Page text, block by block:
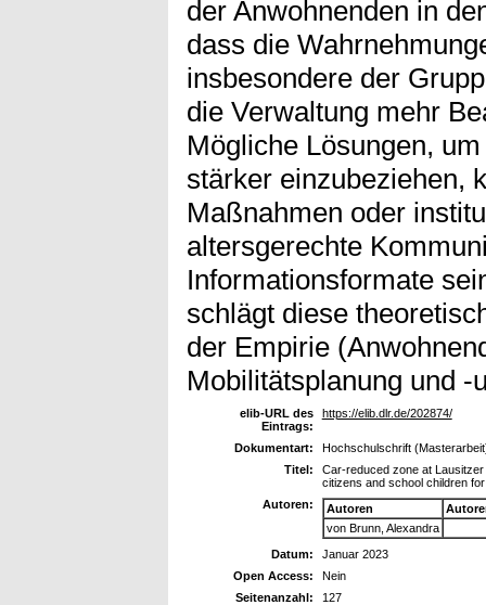
der Anwohnenden in
dass die
insbesondere der
die Verwaltung mehr
Mögliche Lösungen,
stärker einzubeziehen,
Maßnahmen oder
altersgerechte
Informationsformate
schlägt diese
der Empirie
Mobilitätsplanung und
elib-URL des
Eintrags:
https://elib.dlr.de/202874/
Dokumentart:
Hochschulschrift
Titel:
Car-reduced zone at
citizens and school children
Autoren:
Autoren
von Brunn, Alexandra
Datum:
Januar 2023
Open Access:
Nein
Seitenanzahl:
127